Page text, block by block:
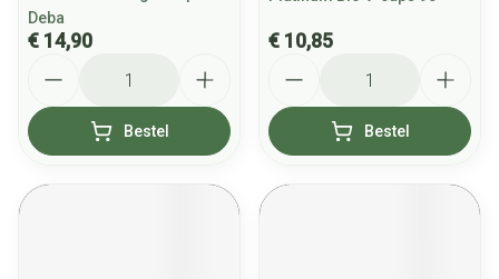
Deba
€ 14,90
Bestel
€ 10,85
Bestel